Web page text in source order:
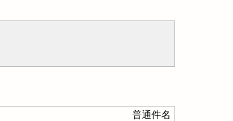
普通件名